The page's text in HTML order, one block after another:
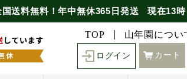
国送料無料！年中無休365日発送 現在13時
TOP 山年園につい
ログイン カート